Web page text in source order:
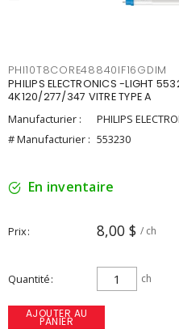
PHI10T8CORE48840IF16GDIM
PHILIPS ELECTRONICS -LIGHT
4K120/277/347 VITRE TYPE A
Manufacturier :
PHILIPS
# Manufacturier : 553230
En inventaire
Prix 8,00 $ / ch
Quantité ch
AJOUTER AU
PANIER